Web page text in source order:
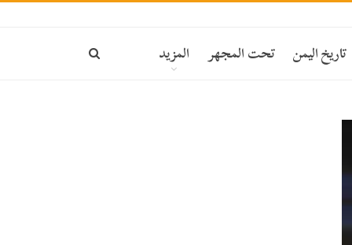
تاريخ اليمن تحت المجهر المزيد